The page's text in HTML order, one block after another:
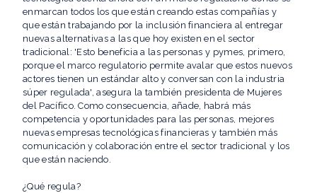
enmarcan todos los que están creando estas compañías y
que están trabajando por la inclusión financiera al entregar
nuevas alternativas a las que hoy existen en el sector
tradicional: 'Esto beneficia a las personas y pymes, primero,
porque el marco regulatorio permite avalar que estos nuevos
actores tienen un estándar alto y conversan con la industria
súper regulada', asegura la también presidenta de Mujeres
del Pacífico. Como consecuencia, añade, habrá más
competencia y oportunidades para las personas, mejores
nuevas empresas tecnológicas financieras y también más
comunicación y colaboración entre el sector tradicional y los
que están naciendo.
¿Qué regula?